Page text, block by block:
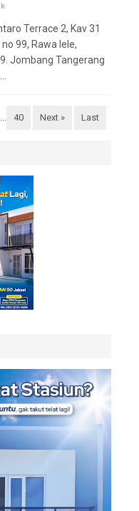
Terrace 2, Kav 31
99, Rawa lele,
Jombang Tangerang
40 Next » Last